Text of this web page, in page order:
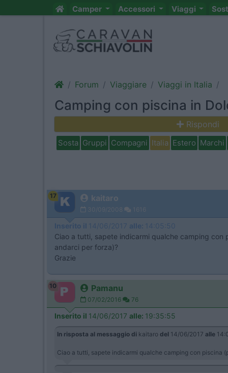
Camper Accessori Viaggi
Forum Viaggiare Viaggi in Italia
Camping con piscina in
Rispondi
Sosta Gruppi Compagni Italia Estero Marchi
17 kaitaro
30/09/2008 1616
Inserito il 14/06/2017 alle: 14:05:50
Ciao a tutti, sapete indicarmi qualche camping
andarci per forza)?
Grazie
10 Pamanu
07/02/2016 76
Inserito il 14/06/2017 alle: 19:35:55
In risposta al messaggio di kaitaro del 14/06/2017 alle
Ciao a tutti, sapete indicarmi qualche camping con piscina